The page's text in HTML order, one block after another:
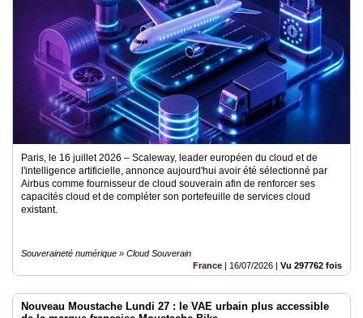
Prémium
Inscription
annuaire
Accès
éditeurParis, le 16 juillet 2026 – Scaleway, leader européen du cloud et de
l'intelligence artificielle, annonce aujourd'hui avoir été sélectionné par
Airbus comme fournisseur de cloud souverain afin de renforcer ses
capacités cloud et de compléter son portefeuille de services cloud
existant.
Souveraineté numérique » Cloud Souverain
France | 16/07/2026 | Vu 297762 fois
Nouveau Moustache Lundi 27 : le VAE urbain plus accessible